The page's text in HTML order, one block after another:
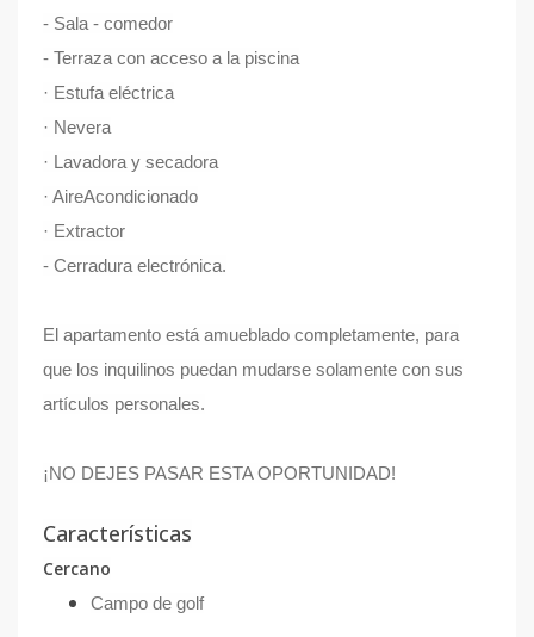
- Sala - comedor
- Terraza con acceso a la piscina
· Estufa eléctrica
· Nevera
· Lavadora y secadora
· AireAcondicionado
· Extractor
- Cerradura electrónica.
El apartamento está amueblado completamente, para
que los inquilinos puedan mudarse solamente con sus
artículos personales.
¡NO DEJES PASAR ESTA OPORTUNIDAD!
Características
Cercano
Campo de golf